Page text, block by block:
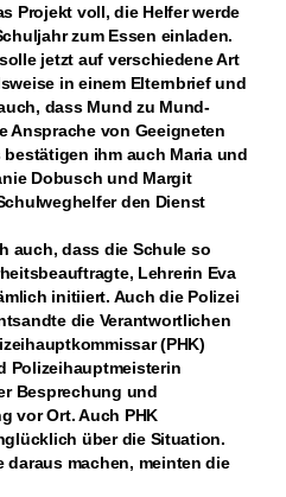
Projekt voll, die Helfer werde
zum Essen einladen.
jetzt auf verschiedene Art
in einem Elternbrief und
dass Mund zu Mund-
Ansprache von Geeigneten
bestätigen ihm auch Maria und
Dobusch und Margit
den Dienst
auch, dass die Schule so
Lehrerin Eva
initiiert. Auch die Polizei
die Verantwortlichen
(PHK)
Polizeihauptmeisterin
Besprechung und
vor Ort. Auch PHK
über die Situation.
daraus machen, meinten die